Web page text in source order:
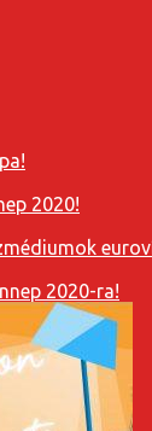
2020!
2020-ra!